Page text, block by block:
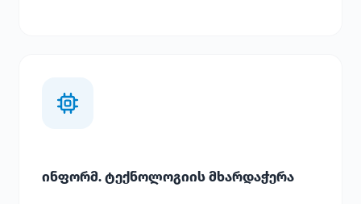
ინფორმ. ტექნოლოგიის მხარდაჭერა